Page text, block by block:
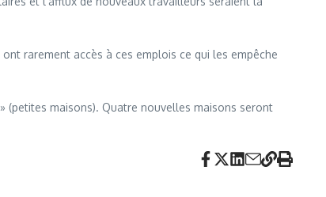
rarement accès à ces emplois ce qui les empêche
(petites maisons). Quatre nouvelles maisons seront